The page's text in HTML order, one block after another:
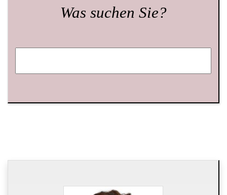
Was suchen Sie?